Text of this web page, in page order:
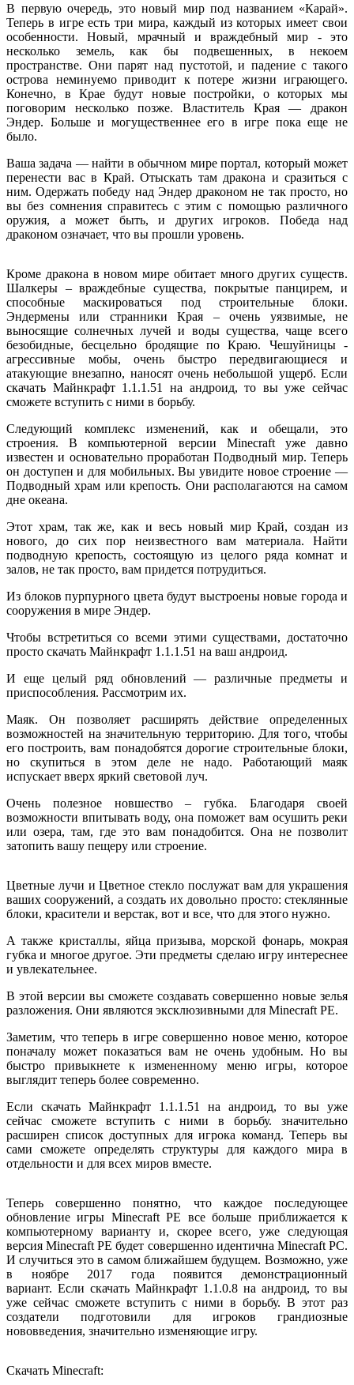
В первую очередь, это новый мир под названием «Карай».
Теперь в игре есть три мира, каждый из которых имеет свои
особенности. Новый, мрачный и враждебный мир - это
несколько земель, как бы подвешенных, в некоем
пространстве. Они парят над пустотой, и падение с такого
острова неминуемо приводит к потере жизни играющего.
Конечно, в Крае будут новые постройки, о которых мы
поговорим несколько позже. Властитель Края — дракон
Эндер. Больше и могущественнее его в игре пока еще не
было.
Ваша задача — найти в обычном мире портал, который может
перенести вас в Край. Отыскать там дракона и сразиться с
ним. Одержать победу над Эндер драконом не так просто, но
вы без сомнения справитесь с этим с помощью различного
оружия, а может быть, и других игроков. Победа над
драконом означает, что вы прошли уровень.
Кроме дракона в новом мире обитает много других существ.
Шалкеры – враждебные существа, покрытые панцирем, и
способные маскироваться под строительные блоки.
Эндермены или странники Края – очень уязвимые, не
выносящие солнечных лучей и воды существа, чаще всего
безобидные, бесцельно бродящие по Краю. Чешуйницы -
агрессивные мобы, очень быстро передвигающиеся и
атакующие внезапно, наносят очень небольшой ущерб. Если
скачать Майнкрафт 1.1.1.51 на андроид, то вы уже сейчас
сможете вступить с ними в борьбу.
Следующий комплекс изменений, как и обещали, это
строения. В компьютерной версии Minecraft уже давно
известен и основательно проработан Подводный мир. Теперь
он доступен и для мобильных. Вы увидите новое строение —
Подводный храм или крепость. Они располагаются на самом
дне океана.
Этот храм, так же, как и весь новый мир Край, создан из
нового, до сих пор неизвестного вам материала. Найти
подводную крепость, состоящую из целого ряда комнат и
залов, не так просто, вам придется потрудиться.
Из блоков пурпурного цвета будут выстроены новые города и
сооружения в мире Эндер.
Чтобы встретиться со всеми этими существами, достаточно
просто скачать Майнкрафт 1.1.1.51 на ваш андроид.
И еще целый ряд обновлений — различные предметы и
приспособления. Рассмотрим их.
Маяк. Он позволяет расширять действие определенных
возможностей на значительную территорию. Для того, чтобы
его построить, вам понадобятся дорогие строительные блоки,
но скупиться в этом деле не надо. Работающий маяк
испускает вверх яркий световой луч.
Очень полезное новшество – губка. Благодаря своей
возможности впитывать воду, она поможет вам осушить реки
или озера, там, где это вам понадобится. Она не позволит
затопить вашу пещеру или строение.
Цветные лучи и Цветное стекло послужат вам для украшения
ваших сооружений, а создать их довольно просто: стеклянные
блоки, красители и верстак, вот и все, что для этого нужно.
А также кристаллы, яйца призыва, морской фонарь, мокрая
губка и многое другое. Эти предметы сделаю игру интереснее
и увлекательнее.
В этой версии вы сможете создавать совершенно новые зелья
разложения. Они являются эксклюзивными для Minecraft РЕ.
Заметим, что теперь в игре совершенно новое меню, которое
поначалу может показаться вам не очень удобным. Но вы
быстро привыкнете к измененному меню игры, которое
выглядит теперь более современно.
Если скачать Майнкрафт 1.1.1.51 на андроид, то вы уже
сейчас сможете вступить с ними в борьбу. значительно
расширен список доступных для игрока команд. Теперь вы
сами сможете определять структуры для каждого мира в
отдельности и для всех миров вместе.
Теперь совершенно понятно, что каждое последующее
обновление игры Minecraft РЕ все больше приближается к
компьютерному варианту и, скорее всего, уже следующая
версия Minecraft РЕ будет совершенно идентична Minecraft РС.
И случиться это в самом ближайшем будущем. Возможно, уже
в ноябре 2017 года появится демонстрационный
вариант. Если скачать Майнкрафт 1.1.0.8 на андроид, то вы
уже сейчас сможете вступить с ними в борьбу. В этот раз
создатели подготовили для игроков грандиозные
нововведения, значительно изменяющие игру.
Скачать Minecraft: